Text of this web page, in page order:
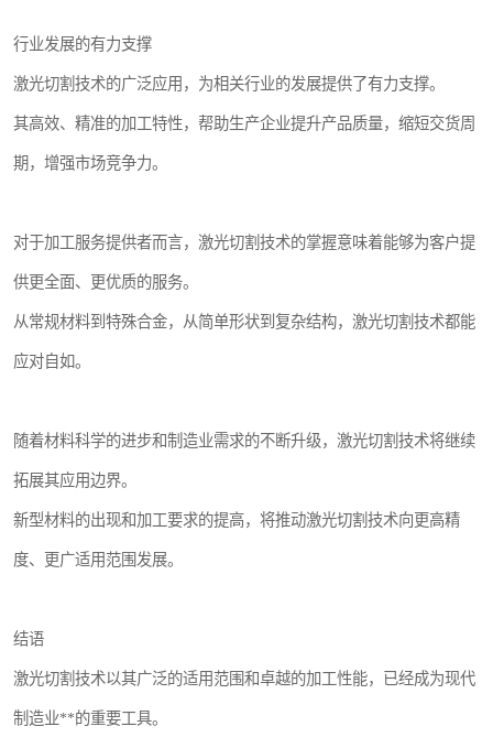
行业发展的有力支撑
激光切割技术的广泛应用，为相关行业的发展提供了有力支撑。
其高效、精准的加工特性，帮助生产企业提升产品质量，缩短交货周
期，增强市场竞争力。
对于加工服务提供者而言，激光切割技术的掌握意味着能够为客户提
供更全面、更优质的服务。
从常规材料到特殊合金，从简单形状到复杂结构，激光切割技术都能
应对自如。
随着材料科学的进步和制造业需求的不断升级，激光切割技术将继续
拓展其应用边界。
新型材料的出现和加工要求的提高，将推动激光切割技术向更高精
度、更广适用范围发展。
结语
激光切割技术以其广泛的适用范围和卓越的加工性能，已经成为现代
制造业**的重要工具。